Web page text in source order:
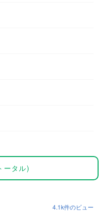
ータル)
4.1k件のビュー